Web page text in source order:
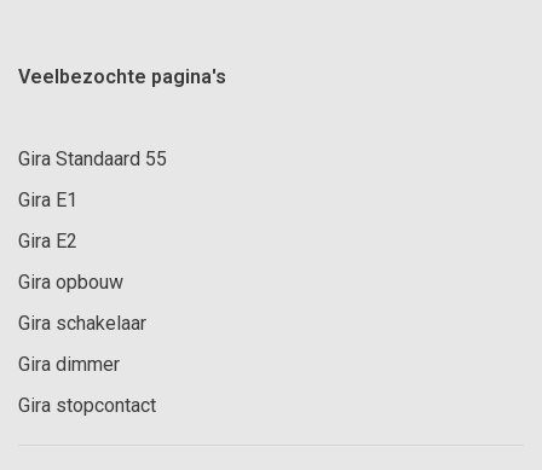
Veelbezochte pagina's
Gira Standaard 55
Gira E1
Gira E2
Gira opbouw
Gira schakelaar
Gira dimmer
Gira stopcontact